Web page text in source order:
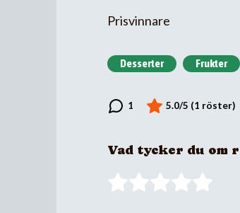
Prisvinnare
Desserter Frukter
Vad tycker du om